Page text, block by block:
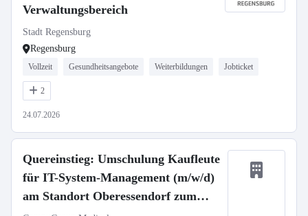
Verwaltungsbereich
Stadt Regensburg
Regensburg
Vollzeit Gesundheitsangebote Weiterbildungen Jobticket
2
24.07.2026
Quereinstieg: Umschulung Kaufleute
für IT-System-Management (m/w/d)
am Standort Oberessendorf zum